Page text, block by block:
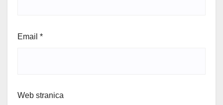
Email *
Web stranica